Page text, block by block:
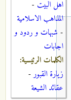
اهل البيت -
المذاهب الاسلامية
- شبهات و ردود و
اجابات
الكلمات الرئيسية:
زيارة القبور-
عقائد الشيعة